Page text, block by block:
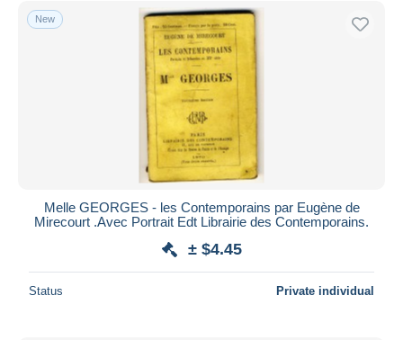
New
Melle GEORGES - les Contemporains par Eugène de
Mirecourt .Avec Portrait Edt Librairie des Contemporains.
± $4.45
Status Private individual